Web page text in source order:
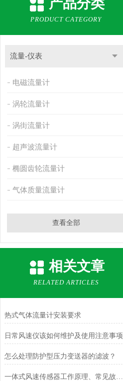
产品分类
PRODUCT CATEGORY
流量-仪表
电磁流量计
涡轮流量计
涡街流量计
超声波流量计
椭圆齿轮流量计
气体质量流量计
查看全部
相关文章
RELATED ARTICLES
热式气体流量计安装要求
日常风速仪该如何维护及使用注意事项
怎么处理防护型压力变送器的滤波？
一体式风速传感器工作原理、常见故障排查与运维建议